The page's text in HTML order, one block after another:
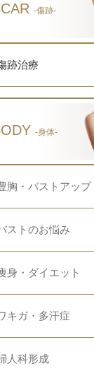
-傷跡-
跡治療
-身体-
胸・バストアップ
ストのお悩み
身・ダイエット
キガ・多汗症
人科形成